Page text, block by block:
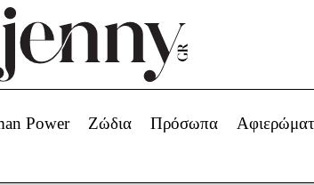
Beauty -
Ομορφιά
Skincare
Power Ζώδια Πρόσωπα